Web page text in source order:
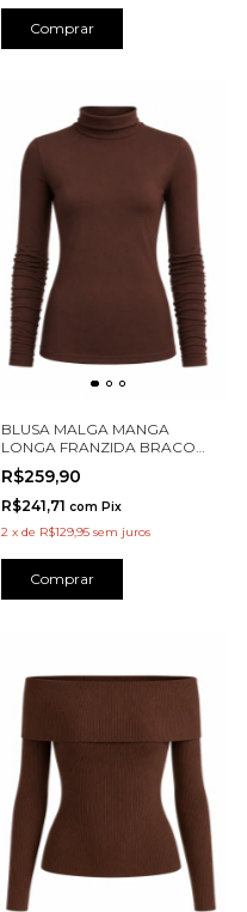
Comprar
BLUSA MALGA MANGA
LONGA FRANZIDA BRACO
KARMANI 013688
R$259,90
R$241,71 com Pix
2 x de R$129,95 sem juros
Comprar